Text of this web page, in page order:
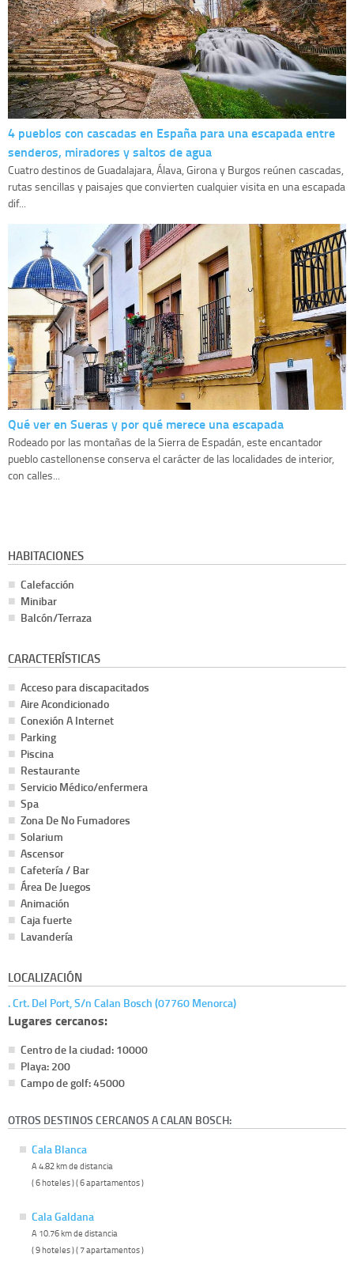
4 pueblos con cascadas en España para una escapada entre
senderos, miradores y saltos de agua
Cuatro destinos de Guadalajara, Álava, Girona y Burgos reúnen cascadas,
rutas sencillas y paisajes que convierten cualquier visita en una escapada
dif...
Qué ver en Sueras y por qué merece una escapada
Rodeado por las montañas de la Sierra de Espadán, este encantador
pueblo castellonense conserva el carácter de las localidades de interior,
con calles...
HABITACIONES
Calefacción
Minibar
Balcón/Terraza
CARACTERÍSTICAS
Acceso para discapacitados
Aire Acondicionado
Conexión A Internet
Parking
Piscina
Restaurante
Servicio Médico/enfermera
Spa
Zona De No Fumadores
Solarium
Ascensor
Cafetería / Bar
Área De Juegos
Animación
Caja fuerte
Lavandería
LOCALIZACIÓN
. Crt. Del Port, S/n Calan Bosch (07760 Menorca)
Lugares cercanos:
Centro de la ciudad: 10000
Playa: 200
Campo de golf: 45000
OTROS DESTINOS CERCANOS A CALAN BOSCH:
Cala Blanca
A 4.82 km de distancia
( 6 hoteles ) ( 6 apartamentos )
Cala Galdana
A 10.76 km de distancia
( 9 hoteles ) ( 7 apartamentos )